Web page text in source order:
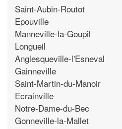
Saint-Aubin-Routot
Epouville
Manneville-la-Goupil
Longueil
Anglesqueville-l'Esneval
Gainneville
Saint-Martin-du-Manoir
Ecrainville
Notre-Dame-du-Bec
Gonneville-la-Mallet